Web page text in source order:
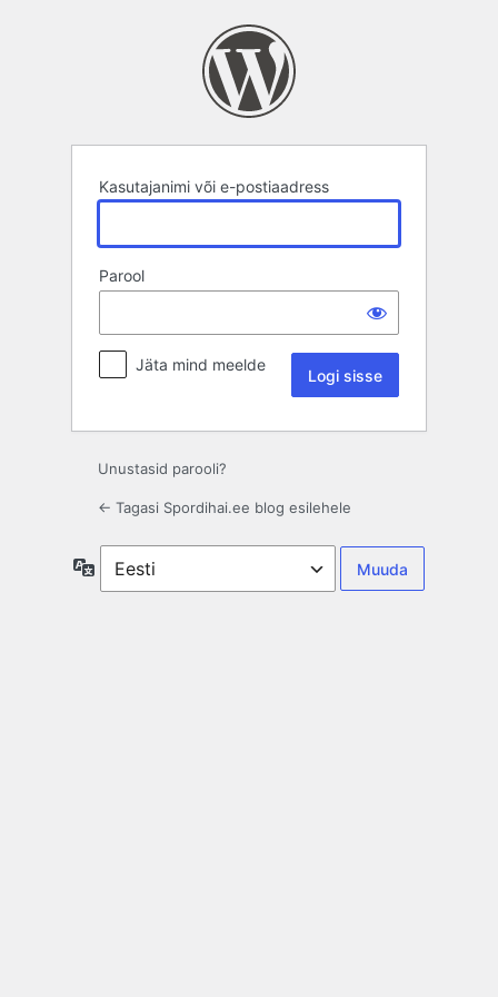
Kasutajanimi või e-postiaadress
Parool
Jäta mind meelde
Unustasid parooli?
← Tagasi Spordihai.ee blog esilehele
Keel